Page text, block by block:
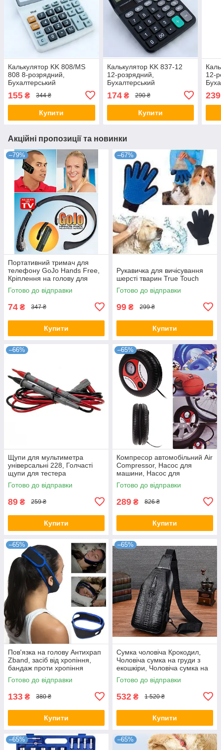
Калькулятор KK 808/MS
808 8-розрядний,
Бухалтерський
калькулятор, Інженерний
калькулятор
155 ₴ 344 ₴
Купити
Калькулятор KK 837-12
12-розрядний,
Бухалтерський
калькулятор, Інженерний
калькулятор
174₴ 290 ₴
Купити
12-
239
Акційні пропозиції та новинки
–79%
Портативний тримач для
телефону GoJo Hands Free,
Кріплення на голову для
телефону
Готово до відправки
74 ₴ 347 ₴
Купити
–67%
Рукавичка для вичісування
шерсті тварин True Touch
Готово до відправки
99 ₴ 299 ₴
Купити
–66%
Щупи для мультиметра
універсальні 228, Голчасті
щупи для тестера
Готово до відправки
89 ₴ 259 ₴
Купити
–65%
Компресор автомобільний Air
Compressor, Насос для
машини, Насос для
накачування шин
Готово до відправки
289 ₴ 826 ₴
Купити
–65%
Пов'язка на голову Антихрап
Zband, засіб від хропіння,
бандаж проти хропіння
Готово до відправки
133 ₴ 380 ₴
Купити
–65%
Сумка чоловіча Крокодил,
Чоловіча сумка на груди з
екошкіри, Чоловіча сумка на
груди
Готово до відправки
532 ₴ 1 520 ₴
Купити
–65% –65%